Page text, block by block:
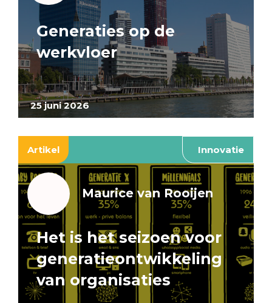
25 juni 2026
Generaties op de
werkvloer
Artikel Innovatie
Maurice van Rooijen
Het is het seizoen voor
generatieontwikkeling
van organisaties